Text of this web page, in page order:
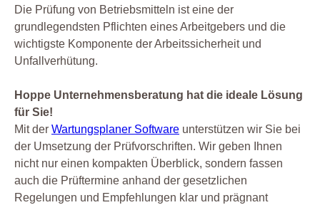
Die Prüfung von Betriebsmitteln ist eine der
grundlegendsten Pflichten eines Arbeitgebers und die
wichtigste Komponente der Arbeitssicherheit und
Unfallverhütung.
Hoppe Unternehmensberatung hat die ideale Lösung
für Sie!
Mit der Wartungsplaner Software unterstützen wir Sie bei
der Umsetzung der Prüfvorschriften. Wir geben Ihnen
nicht nur einen kompakten Überblick, sondern fassen
auch die Prüftermine anhand der gesetzlichen
Regelungen und Empfehlungen klar und prägnant